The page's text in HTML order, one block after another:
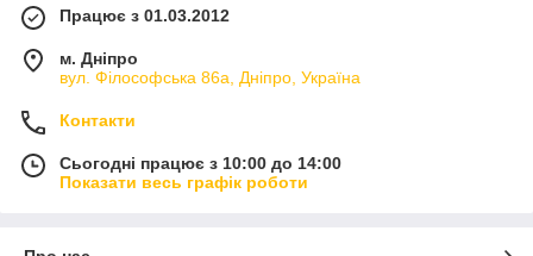
Працює з 01.03.2012
м. Дніпро
вул. Філософська 86а, Дніпро, Україна
Контакти
Сьогодні працює з 10:00 до 14:00
Показати весь графік роботи